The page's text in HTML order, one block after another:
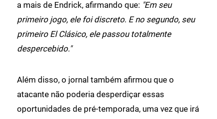
a mais de Endrick, afirmando que: "Em seu
primeiro jogo, ele foi discreto. E no segundo, seu
primeiro El Clásico, ele passou totalmente
despercebido."
Além disso, o jornal também afirmou que o
atacante não poderia desperdiçar essas
oportunidades de pré-temporada, uma vez que irá